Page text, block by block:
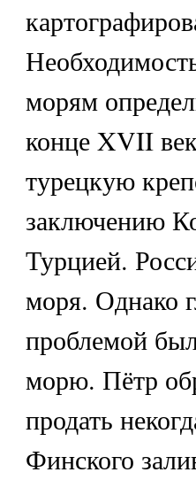
морям
конце XVII
турецкую
заключению
Турцией.
моря. Однако
проблемой
морю. Пётр
продать
Финского